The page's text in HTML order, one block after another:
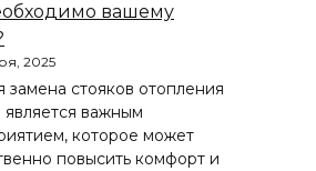
вашему
2025
замена стояков отопления
важным
которое может
повысить комфорт и